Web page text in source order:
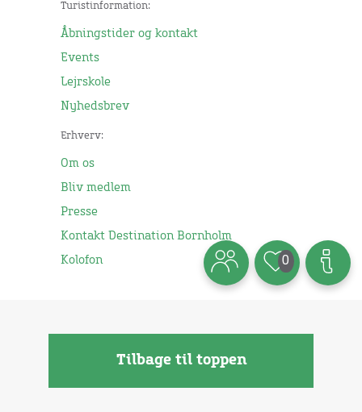
Turistinformation:
Åbningstider og kontakt
Events
Lejrskole
Nyhedsbrev
Erhverv:
Om os
Bliv medlem
Presse
Kontakt Destination Bornholm
Kolofon
Tilbage til toppen
0